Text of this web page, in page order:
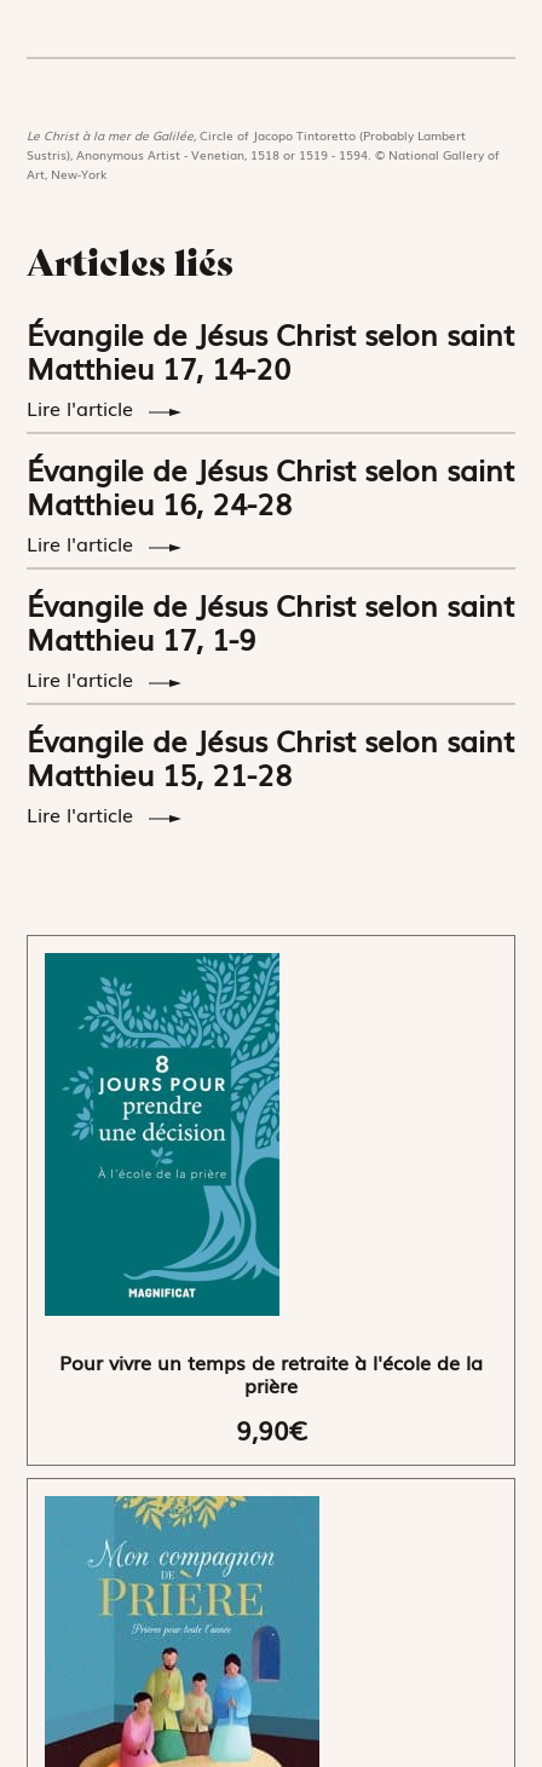
Le Christ à la mer de Galilée,Circle of Jacopo Tintoretto (Probably Lambert
Sustris), Anonymous Artist - Venetian, 1518 or 1519 - 1594. © National Gallery of
Art, New-York
Articles liés
Évangile de Jésus Christ selon saint
Matthieu 17, 14-20
Lire l'article
Évangile de Jésus Christ selon saint
Matthieu 16, 24-28
Lire l'article
Évangile de Jésus Christ selon saint
Matthieu 17, 1-9
Lire l'article
Évangile de Jésus Christ selon saint
Matthieu 15, 21-28
Lire l'article
Pour vivre un temps de retraite à l'école de la
prière
9,90€